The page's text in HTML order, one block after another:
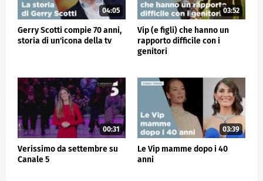
04:05
Gerry Scotti compie 70 anni,
storia di un'icona della tv
03:52
Vip (e figli) che hanno un
rapporto difficile con i
genitori
00:31
Verissimo da settembre su
Canale 5
03:39
Le Vip mamme dopo i 40
anni